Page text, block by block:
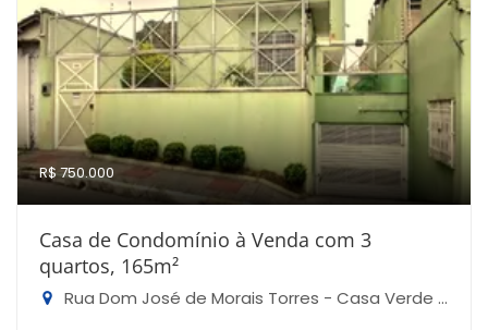
R$ 750.000
Casa de Condomínio à Venda com 3
quartos, 165m²
Rua Dom José de Morais Torres - Casa Verde Alta, São Paulo-SP